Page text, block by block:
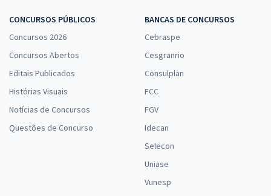
CONCURSOS PÚBLICOS
Concursos 2026
Concursos Abertos
Editais Publicados
Histórias Visuais
Notícias de Concursos
Questões de Concurso
BANCAS DE CONCURSOS
Cebraspe
Cesgranrio
Consulplan
FCC
FGV
Idecan
Selecon
Uniase
Vunesp